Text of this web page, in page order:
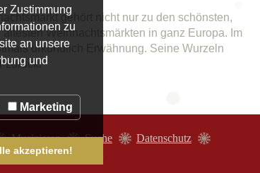
Zustimmung
zu
an unsere
und
Marketing
akzeptieren!
gehört nicht nur zu den schönsten,
Weihnachtsmärkten in ganz Europa. Im
urkundlich Erwähnung. Seine Wurzeln
zurück.
Musizieren Suche
Datenschutz
Impressum